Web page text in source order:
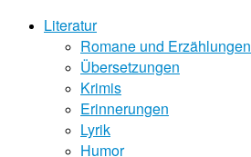
Literatur
Romane und Erzählungen
Übersetzungen
Krimis
Erinnerungen
Lyrik
Humor